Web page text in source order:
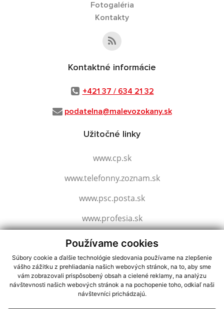
Používame cookies
Súbory cookie a ďalšie technológie sledovania používame na zlepšenie
vášho zážitku z prehliadania našich webových stránok, na to, aby sme
vám zobrazovali prispôsobený obsah a cielené reklamy, na analýzu
návštevnosti našich webových stránok a na pochopenie toho, odkiaľ naši
návštevníci prichádzajú.
Fotogaléria
Kontakty
Kontaktné informácie
+421 37 / 634 21 32
podatelna@malevozokany.sk
Užitočné linky
www.cp.sk
www.telefonny.zoznam.sk
www.psc.posta.sk
www.profesia.sk
www.slovensko.sk
využite možnosť získavania aktuálnych informácií s využitím RSS
CMS systém (redakčný) systém ECHELON 2,Mapa stránok,web portál
webex.digital, s.r.o.,domény,registrácia domény